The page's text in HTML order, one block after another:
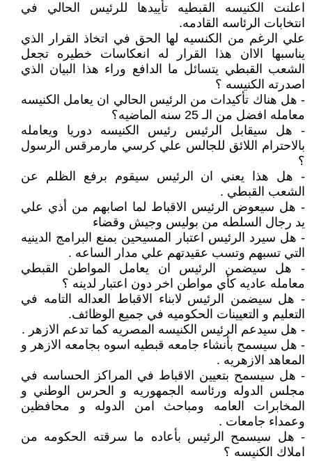
اعلنت الكنيسه القبطيه تأييدها للرئيس الحالي في
انتخابات الرئاسه القادمه.
علي الرغم من الكنسيه لها الحق في اتخاذ القرار الذي
يناسبها الاان هذا القرار له انعكاسات خطيره تجعل
الشعب القبطي يتسائل ما الدافع وراء هذا البيان الذي
اصدرته الكنيسه ؟
- هل هناك تأكيدات من الرئيس الحالي ان يعامل الكنيسه
معامله افضل من الـ 25 سنه الماضيه؟
- هل سيقابل الرئيس رئيس الكنيسه دوريا ويعامله
بالاحترام اللائق للجالس علي كرسي مارمرقس الرسول
؟
- هل هذا يعني ان الرئيس سيقوم برفع الظلم عن
الشعب القبطي .
- هل سيعوض الرئيس الاقباط لما اصابهم من أذي علي
يد رجال السلطه من بوليس وجيش وقضاء
- هل سيرد الرئيس اعتبار المسيحين بمنع البرامج الدينيه
التي تسبهم وتسب عقيدتهم علي مدار الساعه .
- هل سيضمن الرئيس ان يعامل المواطن القبطي
معامله عاديه كأي مواطن اخر دون اعتبار لدينه ؟
- هل سيضمن الرئيس لابناء الاقباط العداله التامه في
التعليم و التعيينات الحكوميه في جميع الوظائف.
- هل سيدعم الرئيس الكنيسه المصريه كما تدعم الازهر .
- هل سيسمح بأنشاء جامعه قبطيه اسوه بجامعه الازهر و
المعاهد الازهريه .
- هل سيسمح بتعيين الاقباط في المراكز الحساسه في
مجلس الدوله ورئاسه الجمهوريه و الحرس الوطني و
المخابرات العامه ومباحث امن الدوله و محافظين
وعمداء جامعات .
- هل سيسمح الرئيس بأعاده ما سرقته الحكومه من
املاك الكنيسه ؟